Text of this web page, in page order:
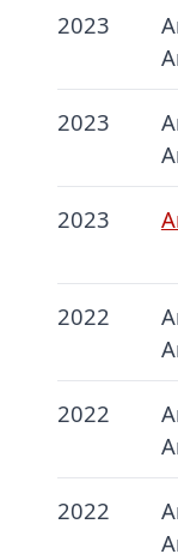
2023
2023
2023
2022
2022
2022